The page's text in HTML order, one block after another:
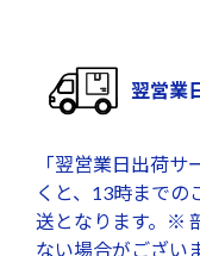
翌営業
「翌営業日出荷
くと、13時までの
送となります。※
ない場合がござい